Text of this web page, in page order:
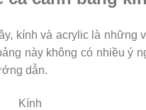
kính và acrylic là những
này không có nhiều ý
dẫn.
Kính